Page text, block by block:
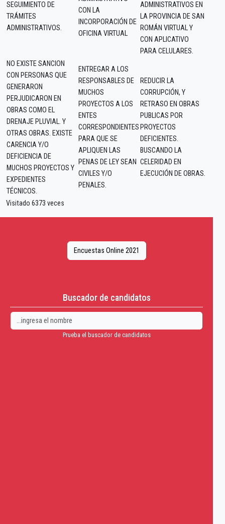
SEGUIMIENTO DE
TRÁMITES
ADMINISTRATIVOS.
CON LA
INCORPORACIÓN DE
OFICINA VIRTUAL
ADMINISTRATIVOS EN
LA PROVINCIA DE SAN
ROMÁN VIRTUAL Y
CON APLICATIVO
PARA CELULARES.
NO EXISTE SANCION
CON PERSONAS QUE
GENERARON
PERJUDICARON EN
OBRAS COMO EL
DRENAJE PLUVIAL. Y
OTRAS OBRAS. EXISTE
CARENCIA Y/O
DEFICIENCIA DE
MUCHOS PROYECTOS Y
EXPEDIENTES
TÉCNICOS.
ENTREGAR A LOS
RESPONSABLES DE
MUCHOS
PROYECTOS A LOS
ENTES
CORRESPONDIENTES
PARA QUE SE
APLIQUEN LAS
PENAS DE LEY SEAN
CIVILES Y/O
PENALES.
REDUCIR LA
CORRUPCIÓN, Y
RETRASO EN OBRAS
PUBLICAS POR
PROYECTOS
DEFICIENTES.
BUSCANDO LA
CELERIDAD EN
EJECUCIÓN DE OBRAS.
Visitado 6373 veces
Encuestas Online 2021
Buscador de candidatos
Prueba el buscador de candidatos